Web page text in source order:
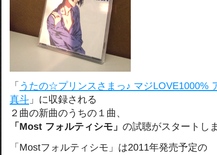
「 うたの☆プリンスさまっ♪ マジLOVE1000%
真斗 」に収録される
２曲の新曲のうちの１曲、
「Most フォルティシモ」 の試聴がスタートし
「Mostフォルティシモ」は2011年発売予定の